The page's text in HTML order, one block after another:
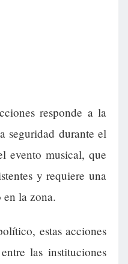
responde a la
seguridad durante el
evento musical, que
y requiere una
la zona.
estas acciones
las instituciones